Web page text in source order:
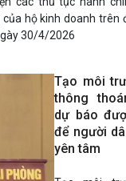
hộ kinh doanh trên
30/4/2026
Tạo môi
thông
dự báo
để người
yên tâm